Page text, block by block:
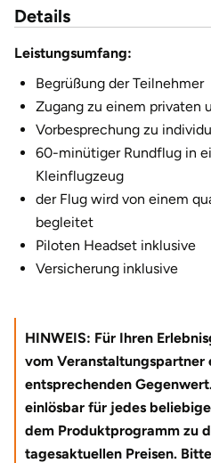
Details
Leistungsumfang:
Begrüßung der Teilnehmer
Zugang zu einem privaten
Vorbesprechung zu
60-minütiger Rundflug in
Kleinflugzeug
der Flug wird von einem
begleitet
Piloten Headset inklusive
Versicherung inklusive
HINWEIS: Für Ihren
vom Veranstaltungspartner
entsprechenden
einlösbar für jedes
dem Produktprogramm zu
tagesaktuellen Preisen.
Geiselwind
Gelnhausen
Gera
Gersfeld
Halle
Hamburg